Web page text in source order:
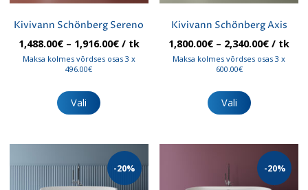
Kivivann Schönberg Sereno
1,488.00€ – 1,916.00€Hinnavahemik:
1,488.00€
/ tk
Maksa kolmes võrdses osas 3 x
496.00€
Vali
tootel
Valikuid
saab
teha
Kivivann Schönberg Axis
1,800.00€ – 2,340.00€ / tk
Maksa kolmes võrdses osas 3 x
600.00€
Vali
tootel
Valikuid
saab
teha
-20% -20%